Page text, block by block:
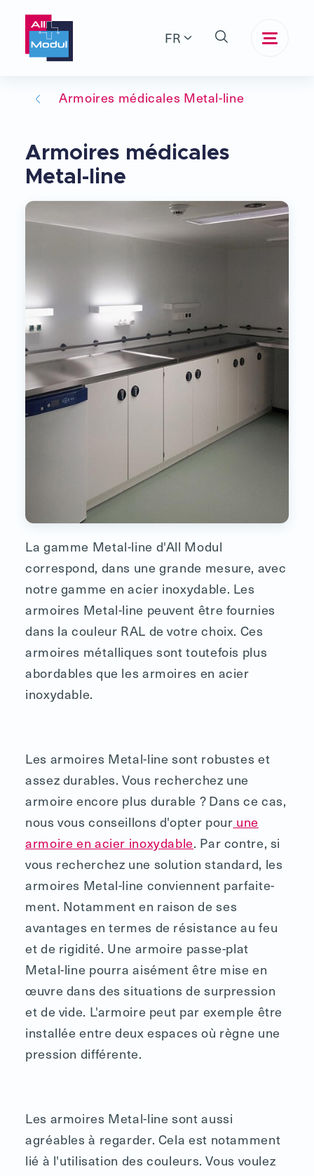
FR
Armoires médicales Metal-line
Armoires médicales
Metal-line
La gamme Metal-line d'All Modul
correspond, dans une grande mesure, avec
notre gamme en acier inoxydable. Les
armoires Metal-line peuvent être fournies
dans la couleur RAL de votre choix. Ces
armoires métalliques sont toutefois plus
abordables que les armoires en acier
inoxydable.
Les armoires Metal-line sont robustes et
assez durables. Vous recherchez une
armoire encore plus durable ? Dans ce cas,
nous vous conseillons d'opter pour une
armoire en acier inoxydable. Par contre, si
vous recherchez une solution standard, les
armoires Metal-line conviennent parfaite-
ment. Notamment en raison de ses
avantages en termes de résistance au feu
et de rigidité. Une armoire passe-plat
Metal-line pourra aisément être mise en
œuvre dans des situations de surpression
et de vide. L'armoire peut par exemple être
installée entre deux espaces où règne une
pression différente.
Les armoires Metal-line sont aussi
agréables à regarder. Cela est notamment
lié à l'utilisation des couleurs. Vous voulez